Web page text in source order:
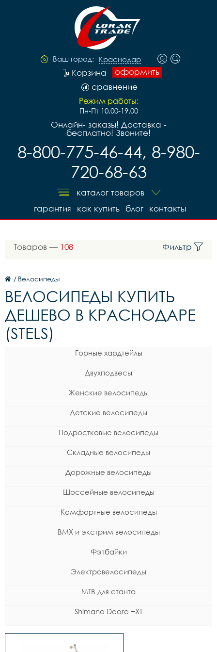
Ваш город: Краснодар
оформить
Корзина
сравнение
Режим работы:
Пн-Пт 10.00-19.00
Онлайн- заказы! Доставка -
бесплатно! Звоните!
8-800-775-46-44, 8-980-
720-68-63
каталог товаров
контакты
блог
как купить
гарантия
Товаров — 108 Фильтр
/ Велосипеды
ВЕЛОСИПЕДЫ КУПИТЬ
ДЕШЕВО В КРАСНОДАРЕ
(STELS)
Горные хардтейлы
Двухподвесы
Женские велосипеды
Детские велосипеды
Подростковые велосипеды
Складные велосипеды
Дорожные велосипеды
Шоссейные велосипеды
Комфортные велосипеды
BMX и экстрим велосипеды
Фэтбайки
Электровелосипеды
MTB для станта
Shimano Deore +XT